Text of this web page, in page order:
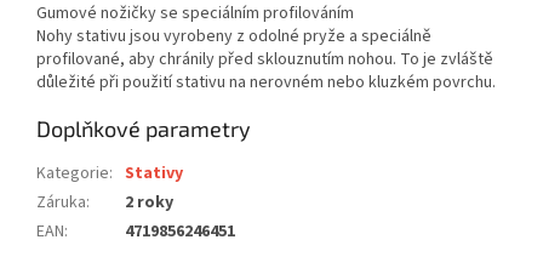
Gumové nožičky se speciálním profilováním
Nohy stativu jsou vyrobeny z odolné pryže a speciálně
profilované, aby chránily před sklouznutím nohou. To je zvláště
důležité při použití stativu na nerovném nebo kluzkém povrchu.
Doplňkové parametry
Kategorie: Stativy
Záruka:
2 roky
EAN: 4719856246451